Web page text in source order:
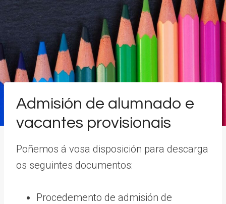
Admisión de alumnado e
vacantes provisionais
Poñemos á vosa disposición para descarga
os seguintes documentos:
Procedemento de admisión de